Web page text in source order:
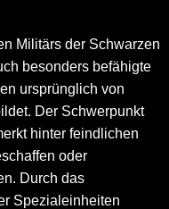
Militärs der Schwarzen
besonders befähigte
ursprünglich von
Der Schwerpunkt
hinter feindlichen
oder
Durch das
Spezialeinheiten